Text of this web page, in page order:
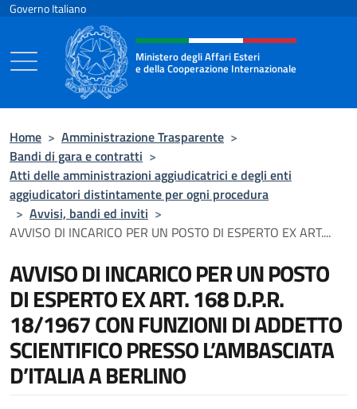
Salta al contenuto
Governo Italiano
Intestazione sito, social e menù
Ministero degli Affari Esteri
e della Cooperazione Internazionale
Home > Amministrazione Trasparente >
Bandi di gara e contratti >
Atti delle amministrazioni aggiudicatrici e degli enti
aggiudicatori distintamente per ogni procedura
> Avvisi, bandi ed inviti >
AVVISO DI INCARICO PER UN POSTO DI ESPERTO EX ART....
AVVISO DI INCARICO PER UN POSTO
DI ESPERTO EX ART. 168 D.P.R.
18/1967 CON FUNZIONI DI ADDETTO
SCIENTIFICO PRESSO L’AMBASCIATA
D’ITALIA A BERLINO